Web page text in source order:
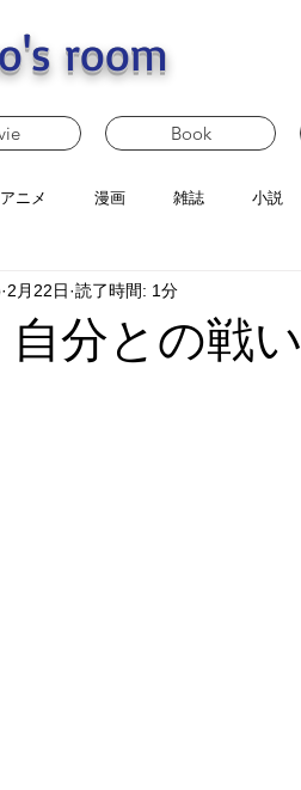
room
Book
アニメ 漫画 雑誌 小説
分との戦い
2月22日 読了時間: 1分